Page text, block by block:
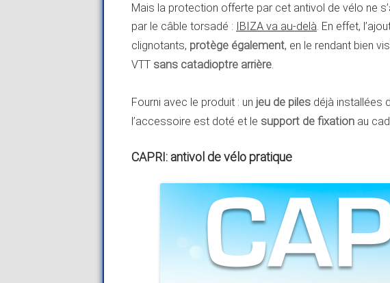
Mais la protection offerte par cet antivol de vélo ne
par le câble torsadé : IBIZA va au-delà. En effet,
clignotants, protège également, en le rendant bien
VTT sans catadioptre arrière.
Fourni avec le produit : un jeu de piles déjà installées
l’accessoire est doté et le support de fixation au
CAPRI: antivol de vélo pratique